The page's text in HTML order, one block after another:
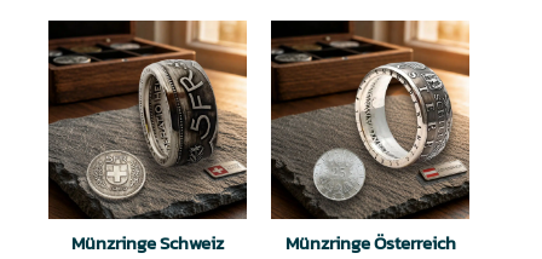
Münzringe Schweiz Münzringe Österreich